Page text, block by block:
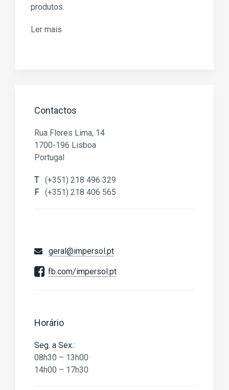
produtos.
Ler mais
Contactos
Rua Flores Lima, 14
1700-196 Lisboa
Portugal
T (+351) 218 496 329
F (+351) 218 406 565
geral@impersol.pt
fb.com/impersol.pt
Horário
Seg. a Sex.:
08h30 – 13h00
14h00 – 17h30